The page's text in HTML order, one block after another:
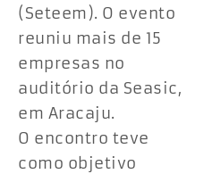
(Seteem). O evento
reuniu mais de 15
empresas no
auditório da Seasic,
em Aracaju.
O encontro teve
como objetivo